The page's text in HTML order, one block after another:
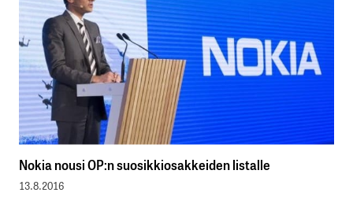
Nokia nousi OP:n suosikkiosakkeiden listalle
13.8.2016